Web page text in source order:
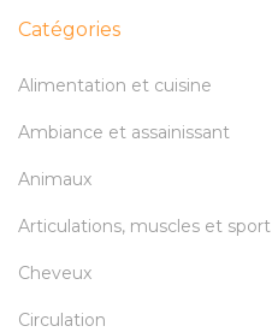
Catégories
Alimentation et cuisine
Ambiance et assainissant
Animaux
Articulations, muscles et sport
Cheveux
Circulation